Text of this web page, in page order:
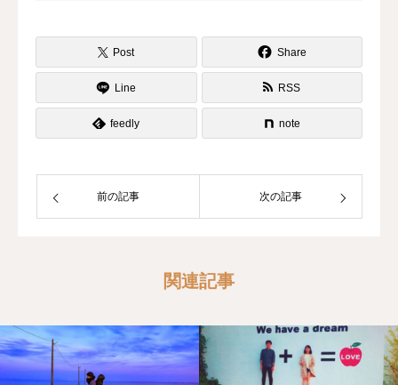
情報をお届けしています。
Post
Share
Line RSS
feedly note
前の記事 次の記事
関連記事

あなたの『恋』をここに。 恋愛詩を投稿